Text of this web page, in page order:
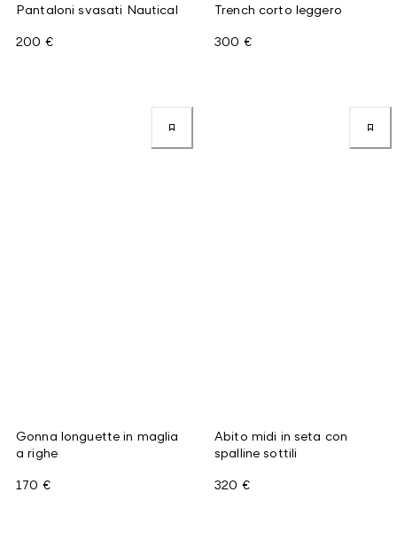
Pantaloni svasati Nautical
200 €
Trench corto leggero
300 €
Gonna longuette in maglia
a righe
170 €
Abito midi in seta con
spalline sottili
320 €